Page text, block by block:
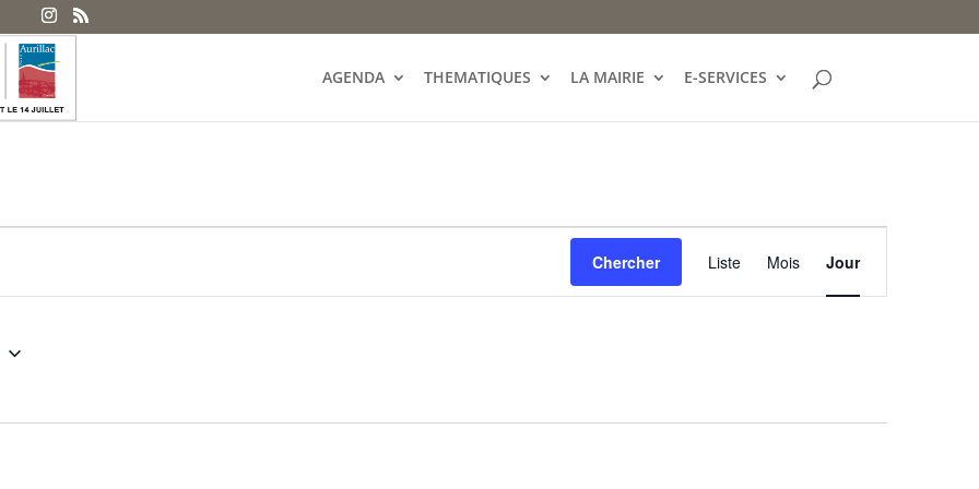
AGENDA THEMATIQUES LA MAIRIE E-SERVICES
Chercher
Navigation
de
vues
Liste Mois Jour